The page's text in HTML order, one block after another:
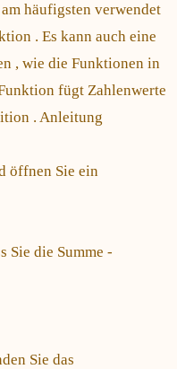
häufigsten verwendet
. Es kann auch eine
, wie die Funktionen in
fügt Zahlenwerte
. Anleitung
öffnen Sie ein
Sie die Summe -
Sie das